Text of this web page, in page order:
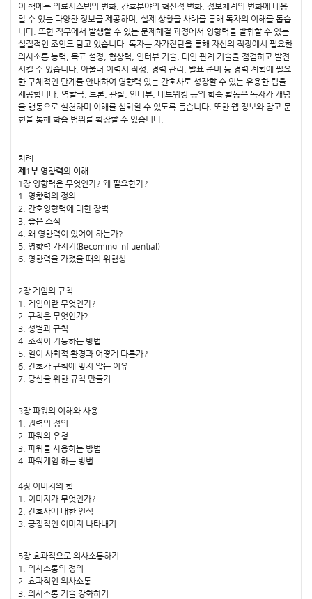
이 책에는 의료시스템의 변화, 간호분야의 혁신적 변화, 정보체계의 변화에 대응
할 수 있는 다양한 정보를 제공하며, 실제 상황을 사례를 통해 독자의 이해를 돕습
니다. 또한 직무에서 발생할 수 있는 문제해결 과정에서 영향력을 발휘할 수 있는
실질적인 조언도 담고 있습니다. 독자는 자가진단을 통해 자신의 직장에서 필요한
의사소통 능력, 목표 설정, 협상력, 인터뷰 기술, 대인 관계 기술을 점검하고 발전
시킬 수 있습니다. 아울러 이력서 작성, 경력 관리, 발표 준비 등 경력 계획에 필요
한 구체적인 단계를 안내하여 영향력 있는 간호사로 성장할 수 있는 유용한 팁을
제공합니다. 역할극, 토론, 관찰, 인터뷰, 네트워킹 등의 학습 활동은 독자가 개념
을 행동으로 실천하며 이해를 심화할 수 있도록 돕습니다. 또한 웹 정보와 참고 문
헌을 통해 학습 범위를 확장할 수 있습니다.
차례
제1부 영향력의 이해
1장 영향력은 무엇인가? 왜 필요한가?
1. 영향력의 정의
2. 간호영향력에 대한 장벽
3. 좋은 소식
4. 왜 영향력이 있어야 하는가?
5. 영향력 가지기(Becoming influential)
6. 영향력을 가졌을 때의 위험성
2장 게임의 규칙
1. 게임이란 무엇인가?
2. 규칙은 무엇인가?
3. 성별과 규칙
4. 조직이 기능하는 방법
5. 일이 사회적 환경과 어떻게 다른가?
6. 간호가 규칙에 맞지 않는 이유
7. 당신을 위한 규칙 만들기
3장 파워의 이해와 사용
1. 권력의 정의
2. 파워의 유형
3. 파워를 사용하는 방법
4. 파워게임 하는 방법
4장 이미지의 힘
1. 이미지가 무엇인가?
2. 간호사에 대한 인식
3. 긍정적인 이미지 나타내기
5장 효과적으로 의사소통하기
1. 의사소통의 정의
2. 효과적인 의사소통
3. 의사소통 기술 강화하기